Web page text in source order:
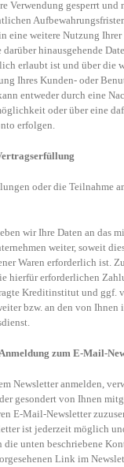
Verwendung gesperrt und
eine weitere Nutzung
hinausgehende
erlaubt ist und über die
Ihres Kunden- oder
entweder durch eine
oder über eine
erfolgen.
oder die Teilnahme
wir Ihre Daten an das
weiter, soweit
Waren erforderlich ist.
hierfür erforderlichen
Kreditinstitut und ggf.
bzw. an den von Ihnen
zum E-Mail-
Newsletter anmelden,
gesondert von Ihnen
E-Mail-Newsletter
ist jederzeit möglich
die unten beschriebene
Link im